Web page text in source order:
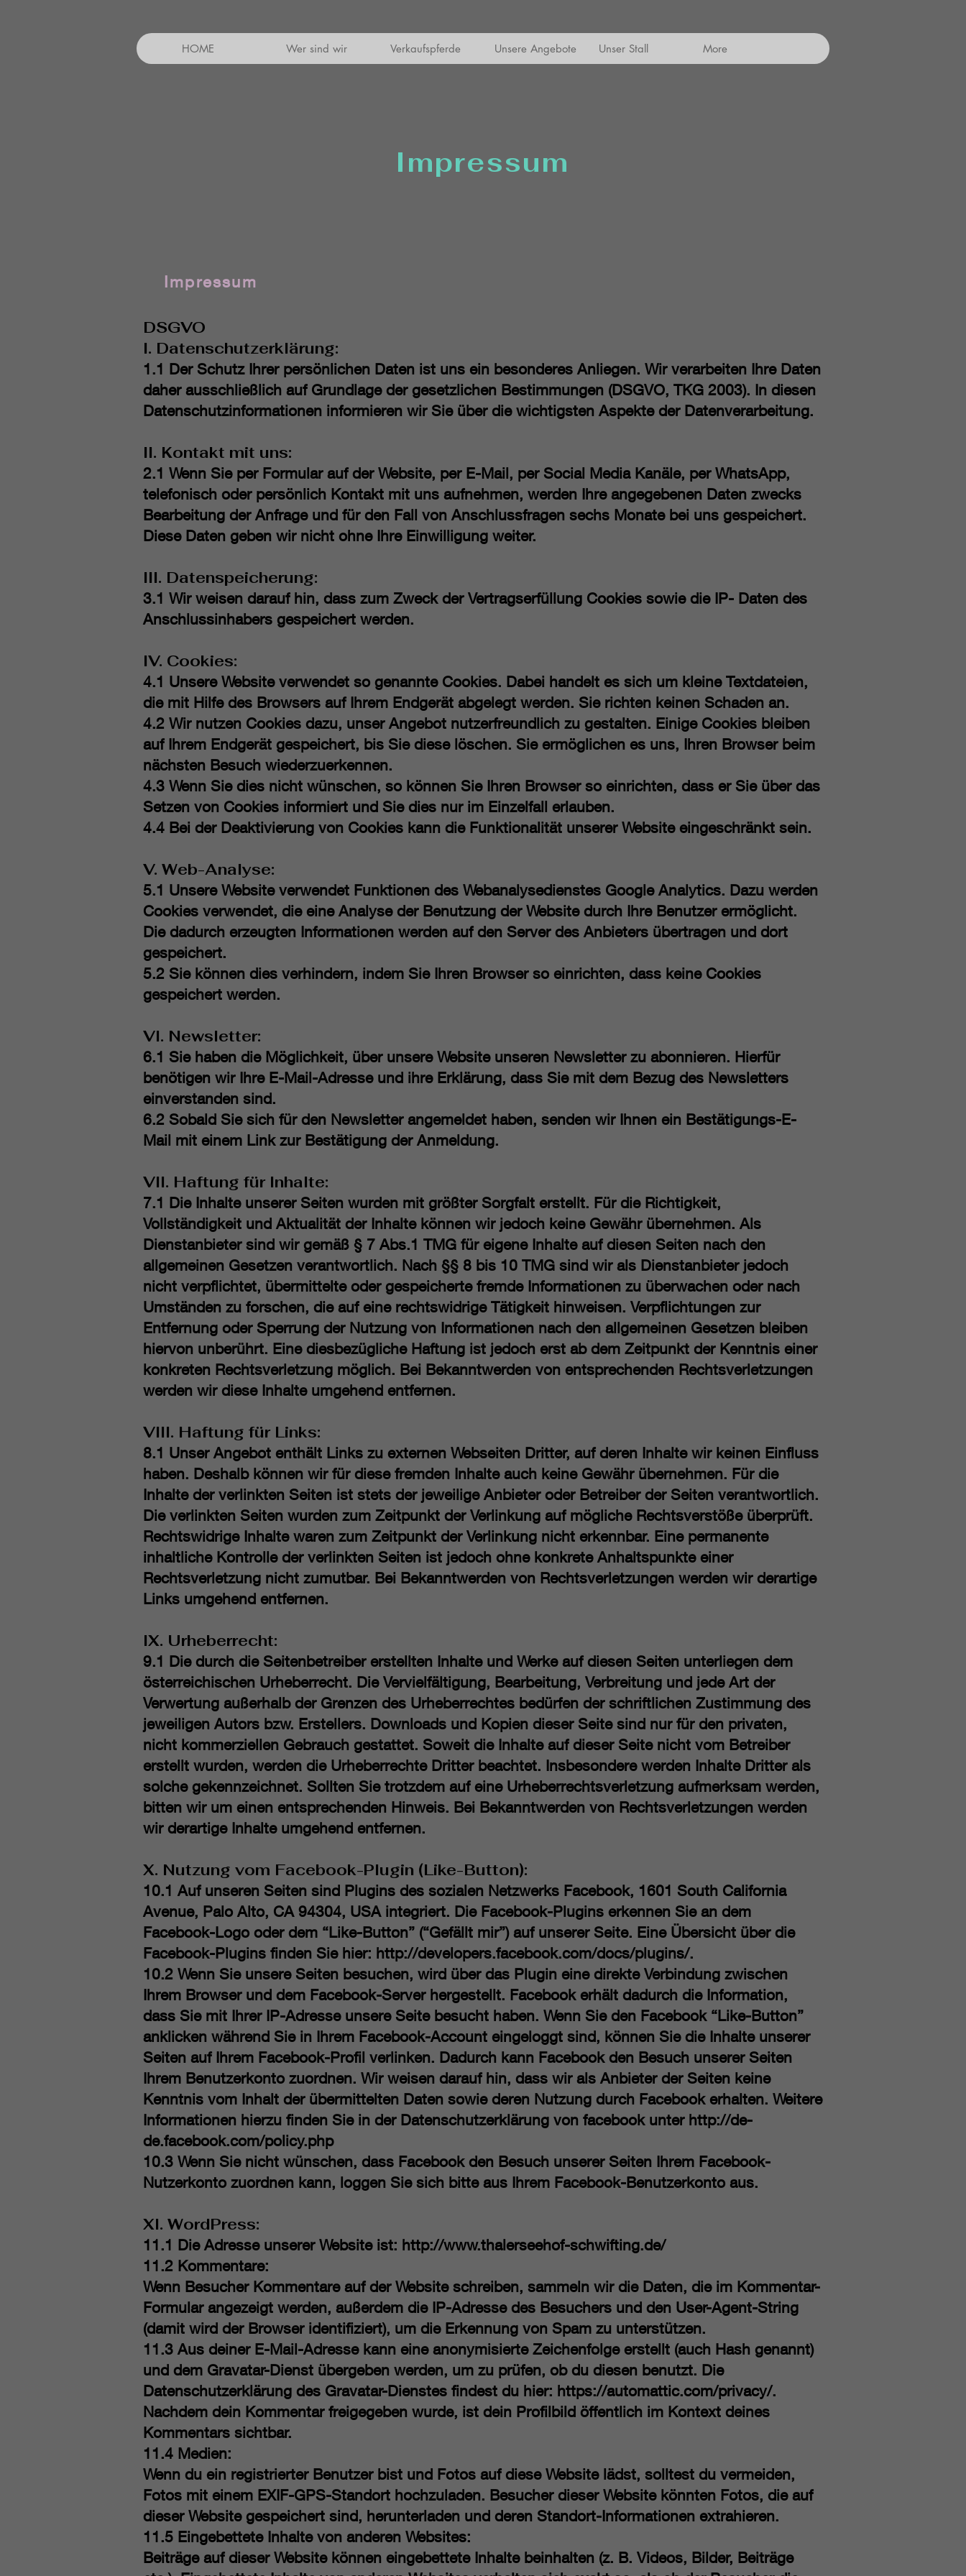
HOME Wer sind wir Verkaufspferde Unsere Angebote Unser Stall More
Impressum
Impressum
DSGVO
I. Datenschutzerklärung:
1.1 Der Schutz Ihrer persönlichen Daten ist uns ein besonderes Anliegen. Wir verarbeiten Ihre Daten
daher ausschließlich auf Grundlage der gesetzlichen Bestimmungen (DSGVO, TKG 2003). In diesen
Datenschutzinformationen informieren wir Sie über die wichtigsten Aspekte der Datenverarbeitung.
II. Kontakt mit uns:
2.1 Wenn Sie per Formular auf der Website, per E-Mail, per Social Media Kanäle, per WhatsApp,
telefonisch oder persönlich Kontakt mit uns aufnehmen, werden Ihre angegebenen Daten zwecks
Bearbeitung der Anfrage und für den Fall von Anschlussfragen sechs Monate bei uns gespeichert.
Diese Daten geben wir nicht ohne Ihre Einwilligung weiter.
III. Datenspeicherung:
3.1 Wir weisen darauf hin, dass zum Zweck der Vertragserfüllung Cookies sowie die IP- Daten des
Anschlussinhabers gespeichert werden.
IV. Cookies:
4.1 Unsere Website verwendet so genannte Cookies. Dabei handelt es sich um kleine Textdateien,
die mit Hilfe des Browsers auf Ihrem Endgerät abgelegt werden. Sie richten keinen Schaden an.
4.2 Wir nutzen Cookies dazu, unser Angebot nutzerfreundlich zu gestalten. Einige Cookies bleiben
auf Ihrem Endgerät gespeichert, bis Sie diese löschen. Sie ermöglichen es uns, Ihren Browser beim
nächsten Besuch wiederzuerkennen.
4.3 Wenn Sie dies nicht wünschen, so können Sie Ihren Browser so einrichten, dass er Sie über das
Setzen von Cookies informiert und Sie dies nur im Einzelfall erlauben.
4.4 Bei der Deaktivierung von Cookies kann die Funktionalität unserer Website eingeschränkt sein.
V. Web-Analyse:
5.1 Unsere Website verwendet Funktionen des Webanalysedienstes Google Analytics. Dazu werden
Cookies verwendet, die eine Analyse der Benutzung der Website durch Ihre Benutzer ermöglicht.
Die dadurch erzeugten Informationen werden auf den Server des Anbieters übertragen und dort
gespeichert.
5.2 Sie können dies verhindern, indem Sie Ihren Browser so einrichten, dass keine Cookies
gespeichert werden.
VI. Newsletter:
6.1 Sie haben die Möglichkeit, über unsere Website unseren Newsletter zu abonnieren. Hierfür
benötigen wir Ihre E-Mail-Adresse und ihre Erklärung, dass Sie mit dem Bezug des Newsletters
einverstanden sind.
6.2 Sobald Sie sich für den Newsletter angemeldet haben, senden wir Ihnen ein Bestätigungs-E-
Mail mit einem Link zur Bestätigung der Anmeldung.
VII. Haftung für Inhalte:
7.1 Die Inhalte unserer Seiten wurden mit größter Sorgfalt erstellt. Für die Richtigkeit,
Vollständigkeit und Aktualität der Inhalte können wir jedoch keine Gewähr übernehmen. Als
Dienstanbieter sind wir gemäß § 7 Abs.1 TMG für eigene Inhalte auf diesen Seiten nach den
allgemeinen Gesetzen verantwortlich. Nach §§ 8 bis 10 TMG sind wir als Dienstanbieter jedoch
nicht verpflichtet, übermittelte oder gespeicherte fremde Informationen zu überwachen oder nach
Umständen zu forschen, die auf eine rechtswidrige Tätigkeit hinweisen. Verpflichtungen zur
Entfernung oder Sperrung der Nutzung von Informationen nach den allgemeinen Gesetzen bleiben
hiervon unberührt. Eine diesbezügliche Haftung ist jedoch erst ab dem Zeitpunkt der Kenntnis einer
konkreten Rechtsverletzung möglich. Bei Bekanntwerden von entsprechenden Rechtsverletzungen
werden wir diese Inhalte umgehend entfernen.
VIII. Haftung für Links:
8.1 Unser Angebot enthält Links zu externen Webseiten Dritter, auf deren Inhalte wir keinen Einfluss
haben. Deshalb können wir für diese fremden Inhalte auch keine Gewähr übernehmen. Für die
Inhalte der verlinkten Seiten ist stets der jeweilige Anbieter oder Betreiber der Seiten verantwortlich.
Die verlinkten Seiten wurden zum Zeitpunkt der Verlinkung auf mögliche Rechtsverstöße überprüft.
Rechtswidrige Inhalte waren zum Zeitpunkt der Verlinkung nicht erkennbar. Eine permanente
inhaltliche Kontrolle der verlinkten Seiten ist jedoch ohne konkrete Anhaltspunkte einer
Rechtsverletzung nicht zumutbar. Bei Bekanntwerden von Rechtsverletzungen werden wir derartige
Links umgehend entfernen.
IX. Urheberrecht:
9.1 Die durch die Seitenbetreiber erstellten Inhalte und Werke auf diesen Seiten unterliegen dem
österreichischen Urheberrecht. Die Vervielfältigung, Bearbeitung, Verbreitung und jede Art der
Verwertung außerhalb der Grenzen des Urheberrechtes bedürfen der schriftlichen Zustimmung des
jeweiligen Autors bzw. Erstellers. Downloads und Kopien dieser Seite sind nur für den privaten,
nicht kommerziellen Gebrauch gestattet. Soweit die Inhalte auf dieser Seite nicht vom Betreiber
erstellt wurden, werden die Urheberrechte Dritter beachtet. Insbesondere werden Inhalte Dritter als
solche gekennzeichnet. Sollten Sie trotzdem auf eine Urheberrechtsverletzung aufmerksam werden,
bitten wir um einen entsprechenden Hinweis. Bei Bekanntwerden von Rechtsverletzungen werden
wir derartige Inhalte umgehend entfernen.
X. Nutzung vom Facebook-Plugin (Like-Button):
10.1 Auf unseren Seiten sind Plugins des sozialen Netzwerks Facebook, 1601 South California
Avenue, Palo Alto, CA 94304, USA integriert. Die Facebook-Plugins erkennen Sie an dem
Facebook-Logo oder dem “Like-Button” (“Gefällt mir”) auf unserer Seite. Eine Übersicht über die
Facebook-Plugins finden Sie hier: http://developers.facebook.com/docs/plugins/.
10.2 Wenn Sie unsere Seiten besuchen, wird über das Plugin eine direkte Verbindung zwischen
Ihrem Browser und dem Facebook-Server hergestellt. Facebook erhält dadurch die Information,
dass Sie mit Ihrer IP-Adresse unsere Seite besucht haben. Wenn Sie den Facebook “Like-Button”
anklicken während Sie in Ihrem Facebook-Account eingeloggt sind, können Sie die Inhalte unserer
Seiten auf Ihrem Facebook-Profil verlinken. Dadurch kann Facebook den Besuch unserer Seiten
Ihrem Benutzerkonto zuordnen. Wir weisen darauf hin, dass wir als Anbieter der Seiten keine
Kenntnis vom Inhalt der übermittelten Daten sowie deren Nutzung durch Facebook erhalten. Weitere
Informationen hierzu finden Sie in der Datenschutzerklärung von facebook unter http://de-
de.facebook.com/policy.php
10.3 Wenn Sie nicht wünschen, dass Facebook den Besuch unserer Seiten Ihrem Facebook-
Nutzerkonto zuordnen kann, loggen Sie sich bitte aus Ihrem Facebook-Benutzerkonto aus.
XI. WordPress:
11.1 Die Adresse unserer Website ist: http://www.thalerseehof-schwifting.de/
11.2 Kommentare:
Wenn Besucher Kommentare auf der Website schreiben, sammeln wir die Daten, die im Kommentar-
Formular angezeigt werden, außerdem die IP-Adresse des Besuchers und den User-Agent-String
(damit wird der Browser identifiziert), um die Erkennung von Spam zu unterstützen.
11.3 Aus deiner E-Mail-Adresse kann eine anonymisierte Zeichenfolge erstellt (auch Hash genannt)
und dem Gravatar-Dienst übergeben werden, um zu prüfen, ob du diesen benutzt. Die
Datenschutzerklärung des Gravatar-Dienstes findest du hier: https://automattic.com/privacy/.
Nachdem dein Kommentar freigegeben wurde, ist dein Profilbild öffentlich im Kontext deines
Kommentars sichtbar.
11.4 Medien:
Wenn du ein registrierter Benutzer bist und Fotos auf diese Website lädst, solltest du vermeiden,
Fotos mit einem EXIF-GPS-Standort hochzuladen. Besucher dieser Website könnten Fotos, die auf
dieser Website gespeichert sind, herunterladen und deren Standort-Informationen extrahieren.
11.5 Eingebettete Inhalte von anderen Websites:
Beiträge auf dieser Website können eingebettete Inhalte beinhalten (z. B. Videos, Bilder, Beiträge